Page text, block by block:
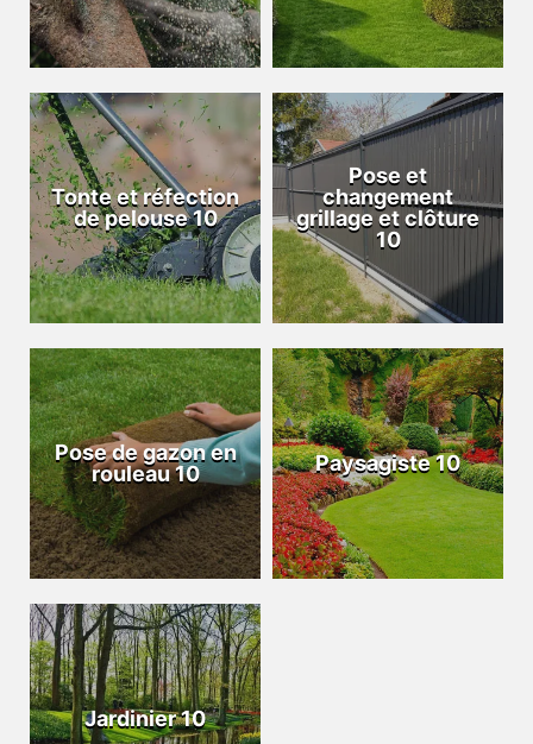
Tonte et réfection
de pelouse 10
Pose et
changement
grillage et clôture
10
Pose de gazon en
rouleau 10
Paysagiste 10
Jardinier 10